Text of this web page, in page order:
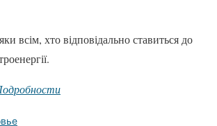
всім, хто відповідально ставиться до